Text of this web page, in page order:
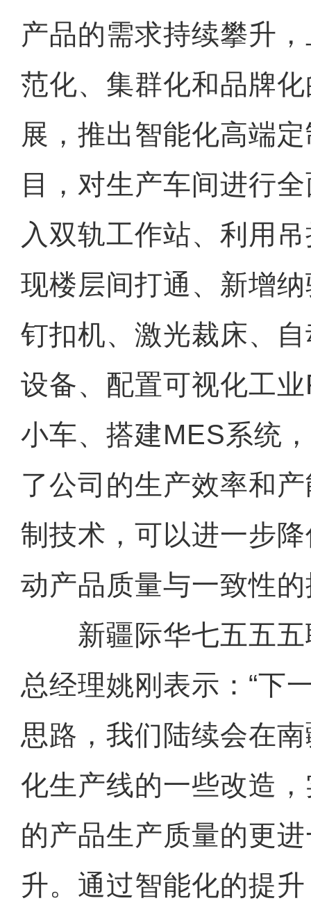
产品的需求持续攀升
范化、集群化和品牌
展，推出智能化高端
目，对生产车间进行
入双轨工作站、利用
现楼层间打通、新增
钉扣机、激光裁床、
设备、配置可视化工
小车、搭建MES系统
了公司的生产效率和
制技术，可以进一步
动产品质量与一致性
新疆际华七五五五
总经理姚刚表示：“下
思路，我们陆续会在
化生产线的一些改造
的产品生产质量的更
升。通过智能化的提